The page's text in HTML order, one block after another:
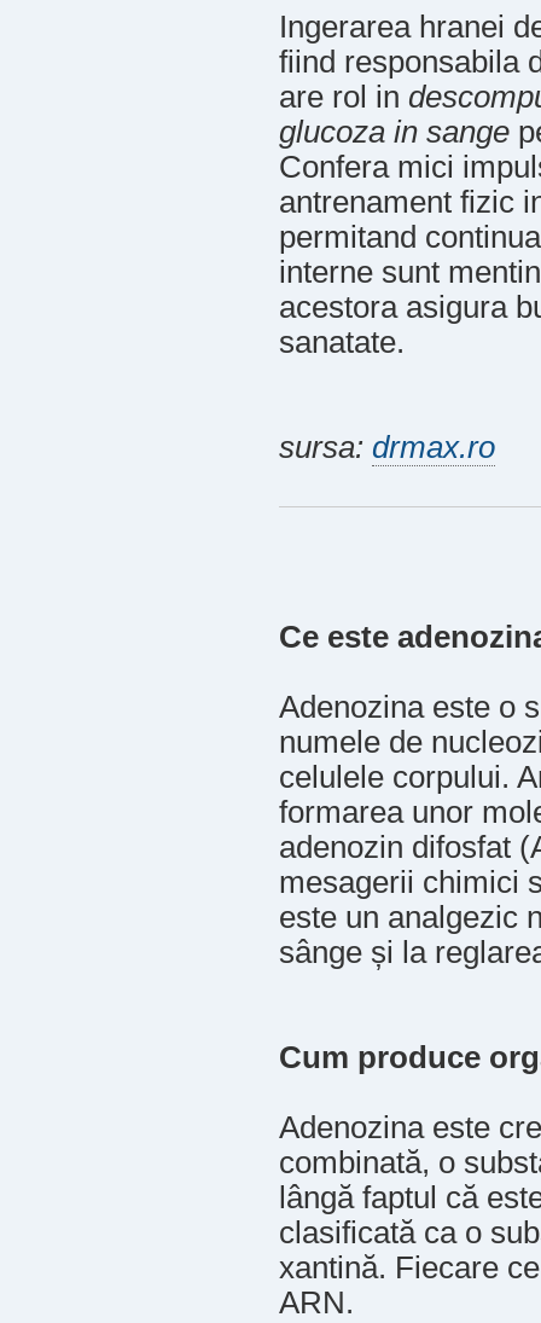
Ingerarea hranei
fiind responsabila
are rol in
glucoza in sange
Confera mici
antrenament fizic
permitand
interne sunt
acestora asigura
sanatate.
sursa: drmax.ro
Ce este
Adenozina este o
numele de
celulele corpului.
formarea unor
adenozin difosfat
mesagerii chimici
este un analgezic
sânge și la
Cum produce
Adenozina este
combinată, o
lângă faptul că
clasificată ca o
xantină. Fiecare
ARN.